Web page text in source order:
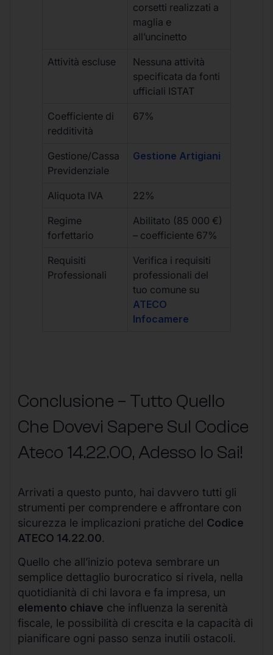
corsetti realizzati a
maglia e
all’uncinetto
Attività escluse
Nessuna attività
specificata da fonti
ufficiali ISTAT
Coefficiente di
redditività
67%
Gestione/Cassa
Previdenziale
Gestione Artigiani
Aliquota IVA 22%
Regime
forfettario
Abilitato (85 000 €)
– coefficiente 67%
Requisiti
Professionali
Verifica i requisiti
professionali del
tuo comune su
ATECO
Infocamere
Conclusione – Tutto Quello
Che Dovevi Sapere Sul Codice
Ateco 14.22.00, Adesso lo Sai!
Arrivati a questo punto, hai davvero tutti gli
strumenti per comprendere e affrontare con
sicurezza le implicazioni pratiche del Codice
ATECO 14.22.00.
Quello che all’inizio poteva sembrare un
semplice dettaglio burocratico si rivela, nella
quotidianità di chi lavora e fa impresa, un
elemento chiave che influenza la serenità
fiscale, le possibilità di crescita e la capacità di
pianificare ogni passo senza inutili ostacoli.